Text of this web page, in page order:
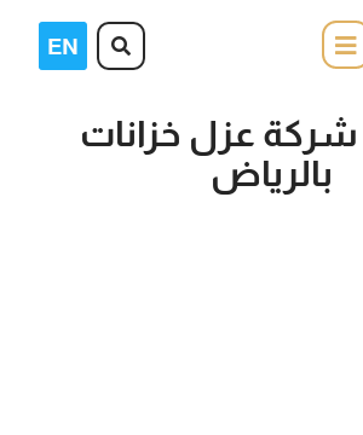
عزل خزانات
بالرياض